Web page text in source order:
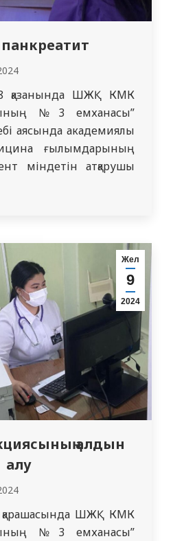
қазанында ШЖҚ КМК
№3 емханасы”
аясында академиялық
ғылымдарының
міндетін атқарушы
жетекшілігімен
– жедел әрі
көмек көрсетуді
Оның белгілерін түсіну
маңыздылығын білу…
Жел
9
2024
алдын
алу
ШЖҚ КМК
№3 емханасы”